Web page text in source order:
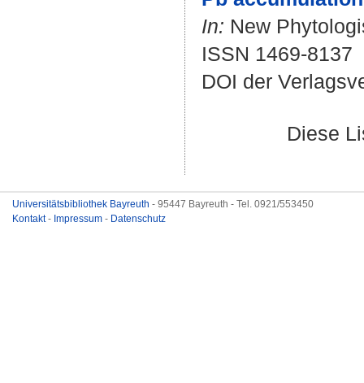
In: New
ISSN 1469-8137
DOI der
Diese
Universitätsbibliothek Bayreuth - 95447 Bayreuth - Tel. 0921/553450
Kontakt- Impressum - Datenschutz